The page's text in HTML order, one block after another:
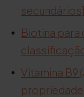
Biotina para
Vitamina B9